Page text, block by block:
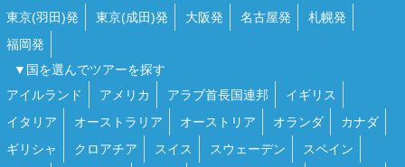
東京(羽田)発
東京(成田)発 大阪発 名古屋発
札幌発
福岡発
▼国を選んでツアーを探す
アイルランド
アメリカ アラブ首長国連邦
イギリス
イタリア
オーストラリア オーストリア オランダ
カナダ
ギリシャ
クロアチア スイス スウェーデン
スペイン